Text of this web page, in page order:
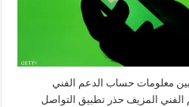
معلومات حساب الدعم الفني
المزيف حذر تطبيق التواصل